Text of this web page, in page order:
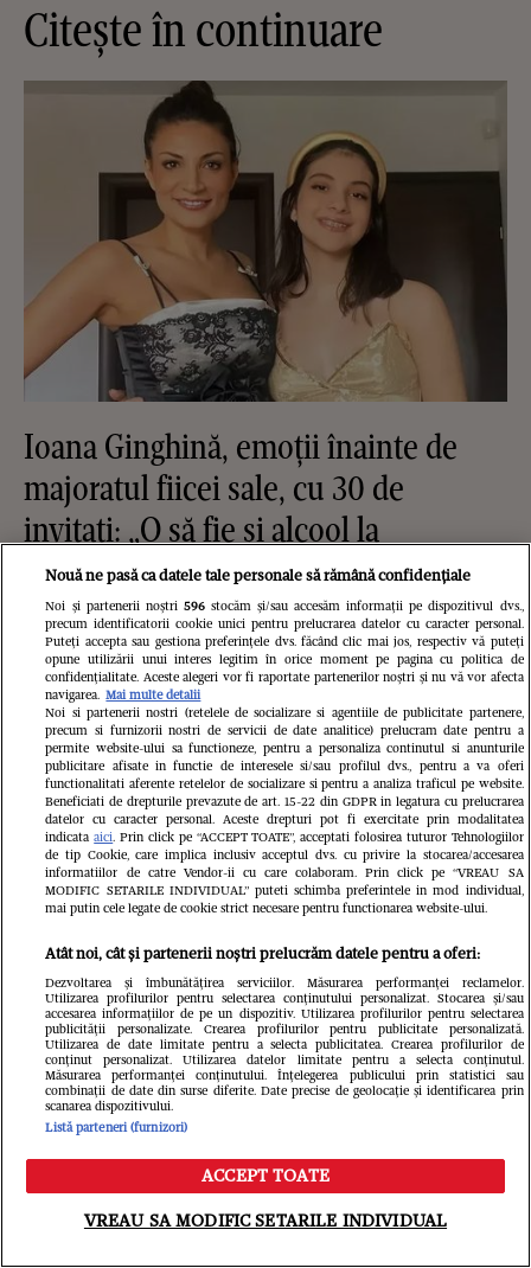
Citește în continuare
Ioana Ginghină, emoții înainte de
majoratul fiicei sale, cu 30 de
invitați: „O să fie și alcool la
petrecere, pentru că au 18 ani și nu
mai pot să spun NU”. Ce relație are
acum Ruxandra cu tatăl ei,
Alexandru Papadopol / EXCLUSIV
Cum s-a schimbat viața lui Oreste
Teodorescu după retragerea din
televiziune: „Una dintre puținele
chestii inteligente pe care le-am
Meniu Caută
Nouă ne pasă ca datele tale personale să rămână confidențiale
Noi și partenerii noștri 596stocăm și/sau accesăm informații pe dispozitivul dvs.,
precum identificatorii cookie unici pentru prelucrarea datelor cu caracter personal.
Puteți accepta sau gestiona preferințele dvs. făcând clic mai jos, respectiv vă puteți
opune utilizării unui interes legitim în orice moment pe pagina cu politica de
confidențialitate. Aceste alegeri vor fi raportate partenerilor noștri și nu vă vor afecta
navigarea. Mai multe detalii
Noi si partenerii nostri (retelele de socializare si agentiile de publicitate partenere,
precum si furnizorii nostri de servicii de date analitice) prelucram date pentru a
permite website-ului sa functioneze, pentru a personaliza continutul si anunturile
publicitare afisate in functie de interesele si/sau profilul dvs., pentru a va oferi
functionalitati aferente retelelor de socializare si pentru a analiza traficul pe website.
Beneficiati de drepturile prevazute de art. 15-22 din GDPR in legatura cu prelucrarea
datelor cu caracter personal. Aceste drepturi pot fi exercitate prin modalitatea
indicataaici. Prin click pe “ACCEPT TOATE”, acceptati folosirea tuturor Tehnologiilor
de tip Cookie, care implica inclusiv acceptul dvs. cu privire la stocarea/accesarea
informatiilor de catre Vendor-ii cu care colaboram. Prin click pe “VREAU SA
MODIFIC SETARILE INDIVIDUAL” puteti schimba preferintele in mod individual,
mai putin cele legate de cookie strict necesare pentru functionarea website-ului.
Atât noi, cât și partenerii noștri prelucrăm datele pentru a oferi:
Dezvoltarea și îmbunătățirea serviciilor. Măsurarea performanței reclamelor.
Utilizarea profilurilor pentru selectarea conținutului personalizat. Stocarea și/sau
accesarea informațiilor de pe un dispozitiv. Utilizarea profilurilor pentru selectarea
publicității personalizate. Crearea profilurilor pentru publicitate personalizată.
Utilizarea de date limitate pentru a selecta publicitatea. Crearea profilurilor de
conținut personalizat. Utilizarea datelor limitate pentru a selecta conținutul.
Măsurarea performanței conținutului. Înțelegerea publicului prin statistici sau
combinații de date din surse diferite. Date precise de geolocație și identificarea prin
scanarea dispozitivului.
Listă parteneri (furnizori)
ACCEPT TOATE
VREAU SA MODIFIC SETARILE INDIVIDUAL